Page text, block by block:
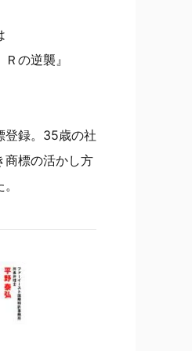
の逆襲』
登録。35歳の社
商標の活かし方